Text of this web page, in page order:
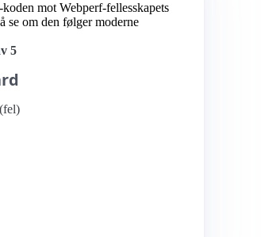
mot Webperf-fellesskapets
se om den følger moderne
5